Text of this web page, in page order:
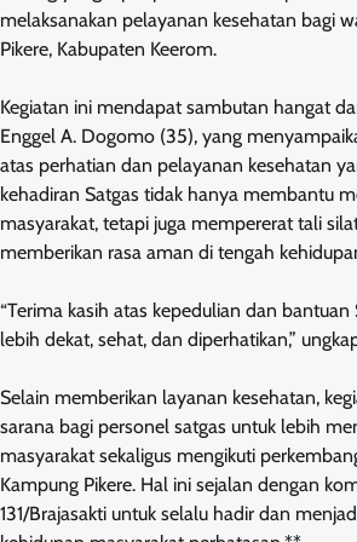
melaksanakan pelayanan kesehatan bagi
Pikere, Kabupaten Keerom.
Kegiatan ini mendapat sambutan hangat
Enggel A. Dogomo (35), yang
atas perhatian dan pelayanan kesehatan
kehadiran Satgas tidak hanya membantu
masyarakat, tetapi juga mempererat tali
memberikan rasa aman di tengah
“Terima kasih atas kepedulian dan bantuan
lebih dekat, sehat, dan diperhatikan,”
Selain memberikan layanan kesehatan,
sarana bagi personel satgas untuk lebih
masyarakat sekaligus mengikuti
Kampung Pikere. Hal ini sejalan dengan
131/Brajasakti untuk selalu hadir dan